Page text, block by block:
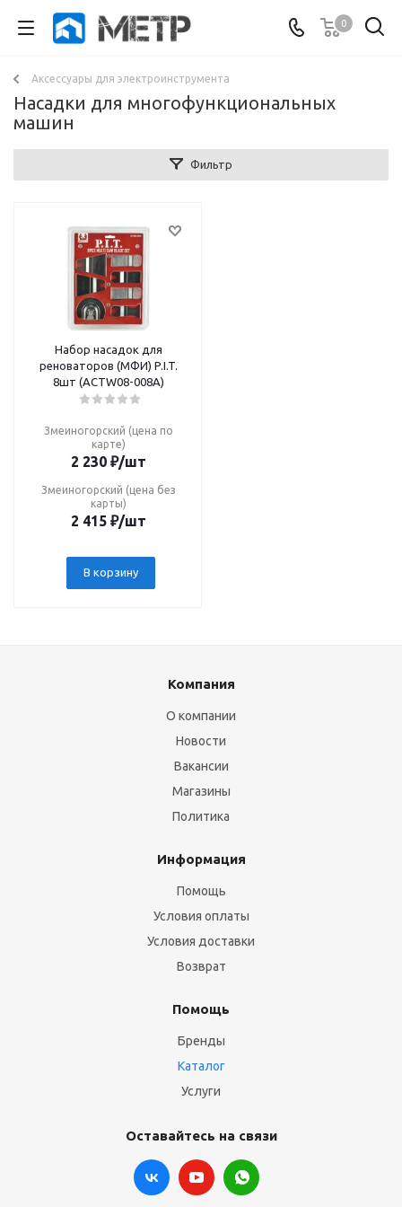
0
Аксессуары для электроинструмента
Насадки для многофункциональных
машин
Фильтр
Набор насадок для
реноваторов (МФИ) P.I.T.
8шт (ACTW08-008A)
Змеиногорский (цена по
карте)
2 230₽/шт
Змеиногорский (цена без
карты)
2 415₽/шт
В корзину
Компания
О компании
Новости
Вакансии
Магазины
Политика
Информация
Помощь
Условия оплаты
Условия доставки
Возврат
Помощь
Бренды
Каталог
Услуги
Оставайтесь на связи